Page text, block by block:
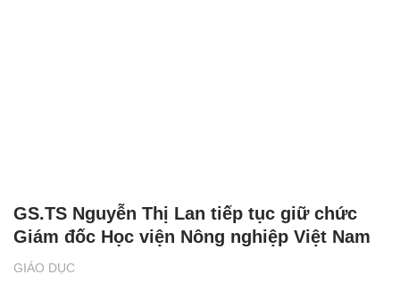
GIÁO DỤC
GS.TS Nguyễn Thị Lan tiếp tục giữ chức
Giám đốc Học viện Nông nghiệp Việt Nam